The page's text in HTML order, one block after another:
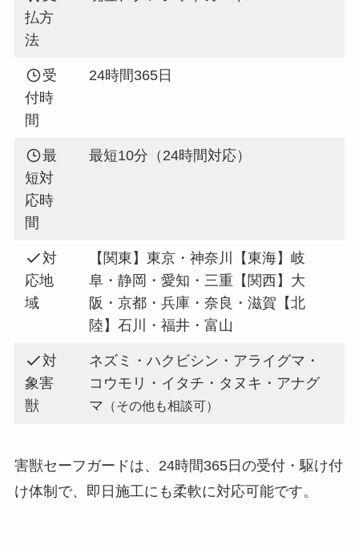
払方
法
受
付時
間
24時間365日
最
短対
応時
間
最短10分（24時間対応）
対
応地
域
【関東】東京・神奈川【東海】岐
阜・静岡・愛知・三重【関西】大
阪・京都・兵庫・奈良・滋賀【北
陸】石川・福井・富山
対
象害
獣
ネズミ・ハクビシン・アライグマ・
コウモリ・イタチ・タヌキ・アナグ
マ （その他も相談可）
害獣セーフガードは、24時間365日の受付・駆け付
け体制で、即日施工にも柔軟に対応可能です。